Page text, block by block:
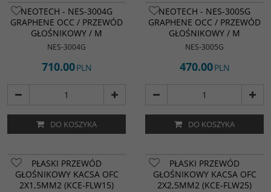
NEOTECH - NES-3004G
GRAPHENE OCC / PRZEWÓD
GŁOŚNIKOWY / M
NES-3004G
710.00PLN
DO KOSZYKA
NEOTECH - NES-3005G
GRAPHENE OCC / PRZEWÓD
GŁOŚNIKOWY / M
NES-3005G
470.00PLN
DO KOSZYKA
PŁASKI PRZEWÓD
GŁOŚNIKOWY KACSA OFC
2X1,5MM2 (KCE-FLW15)
PŁASKI PRZEWÓD
GŁOŚNIKOWY KACSA OFC
2X2,5MM2 (KCE-FLW25)